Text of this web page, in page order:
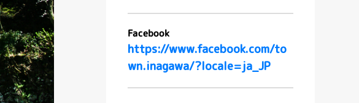
Facebook
https://www.facebook.com/to
wn.inagawa/?locale=ja_JP